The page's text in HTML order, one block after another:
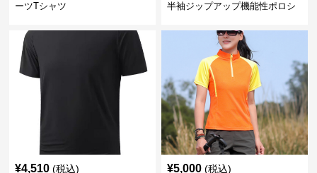
ーツTシャツ
半袖ジップアップ機能性ポロシ
¥4,510 (税込) ¥5,000 (税込)